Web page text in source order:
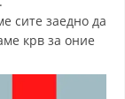
сите заедно да
крв за оние